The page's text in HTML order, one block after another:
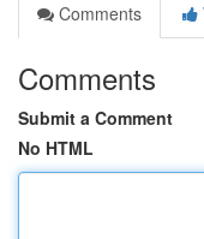
Comments
Comments
Submit a Comment
No HTML